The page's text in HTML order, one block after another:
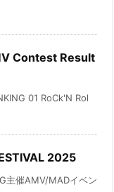
Contest Result
01 RoCk'N Rol
2025
主催AMV/MADイベン